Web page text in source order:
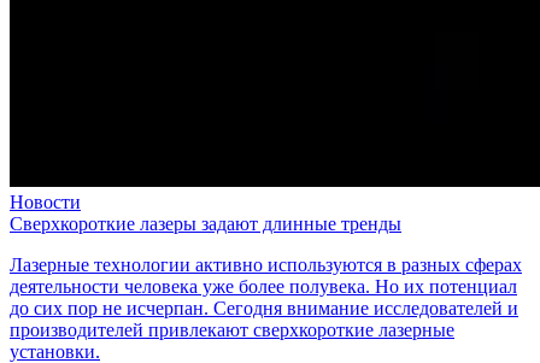
Новости
Сверхкороткие лазеры задают длинные тренды
Лазерные технологии активно используются в разных сферах
деятельности человека уже более полувека. Но их потенциал
до сих пор не исчерпан. Сегодня внимание исследователей и
производителей привлекают сверхкороткие лазерные
установки.